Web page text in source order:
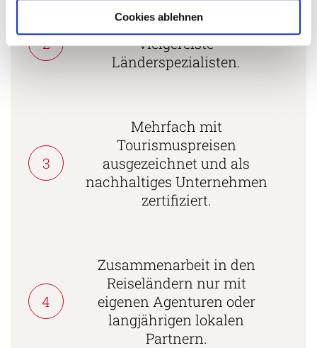
Cookies ablehnen
2
Persönliche Beratung durch
vielgereiste
Länderspezialisten.
3
Mehrfach mit
Tourismuspreisen
ausgezeichnet und als
nachhaltiges Unternehmen
zertifiziert.
4
Zusammenarbeit in den
Reiseländern nur mit
eigenen Agenturen oder
langjährigen lokalen
Partnern.